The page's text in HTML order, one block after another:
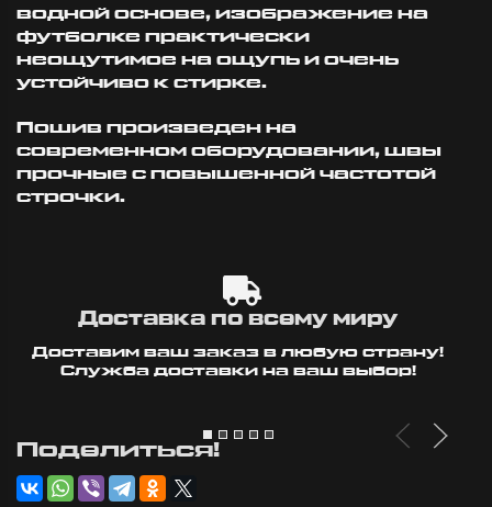
водной основе, изображение на
футболке практически
неощутимое на ощупь и очень
устойчиво к стирке.
Пошив произведен на
современном оборудовании, швы
прочные с повышенной частотой
строчки.
Доставка по всему миру
Доставим ваш заказ в любую страну!
Служба доставки на ваш выбор!
Поделиться!